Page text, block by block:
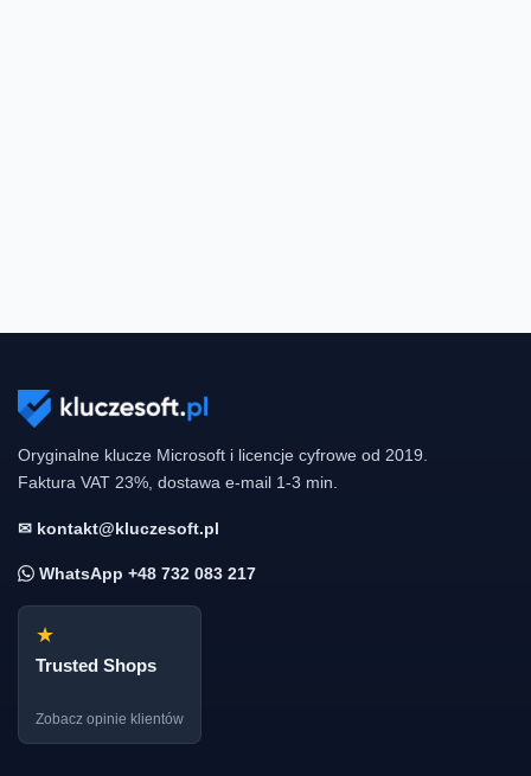
Oryginalne klucze Microsoft i licencje cyfrowe od 2019.
Faktura VAT 23%, dostawa e-mail 1-3 min.
✉ kontakt@kluczesoft.pl
WhatsApp +48 732 083 217
★
Trusted Shops
Zobacz opinie klientów